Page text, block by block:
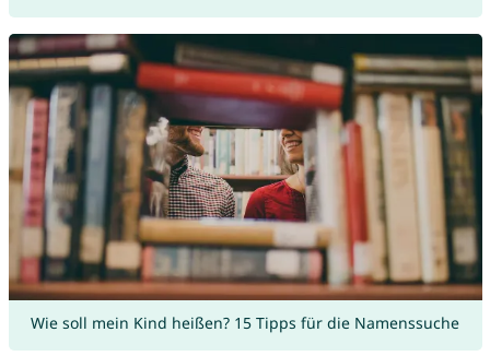
Wie soll mein Kind heißen? 15 Tipps für die Namenssuche